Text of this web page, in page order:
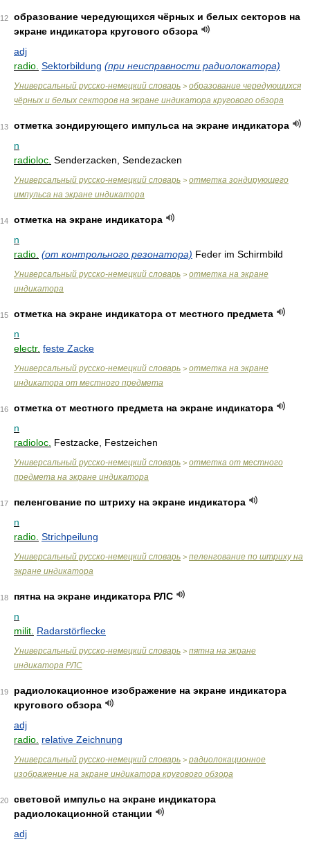
12
образование чередующихся чёрных и белых секторов на
экране индикатора кругового обзора
adj
radio. Sektorbildung (при неисправности радиолокатора)
Универсальный русско-немецкий словарь > образование чередующихся
чёрных и белых секторов на экране индикатора кругового обзора
13
отметка зондирующего импульса на экране индикатора
n
radioloc. Senderzacken, Sendezacken
Универсальный русско-немецкий словарь > отметка зондирующего
импульса на экране индикатора
14
отметка на экране индикатора
n
radio. (от контрольного резонатора) Feder im Schirmbild
Универсальный русско-немецкий словарь > отметка на экране
индикатора
15
отметка на экране индикатора от местного предмета
n
electr. feste Zacke
Универсальный русско-немецкий словарь > отметка на экране
индикатора от местного предмета
16
отметка от местного предмета на экране индикатора
n
radioloc. Festzacke, Festzeichen
Универсальный русско-немецкий словарь > отметка от местного
предмета на экране индикатора
17
пеленгование по штриху на экране индикатора
n
radio. Strichpeilung
Универсальный русско-немецкий словарь > пеленгование по штриху на
экране индикатора
18
пятна на экране индикатора РЛС
n
milit. Radarstörflecke
Универсальный русско-немецкий словарь > пятна на экране
индикатора РЛС
19
радиолокационное изображение на экране индикатора
кругового обзора
adj
radio. relative Zeichnung
Универсальный русско-немецкий словарь > радиолокационное
изображение на экране индикатора кругового обзора
20
световой импульс на экране индикатора
радиолокационной станции
adj